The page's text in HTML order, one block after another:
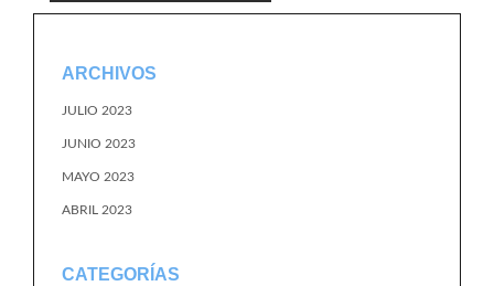
ARCHIVOS
JULIO 2023
JUNIO 2023
MAYO 2023
ABRIL 2023
CATEGORÍAS